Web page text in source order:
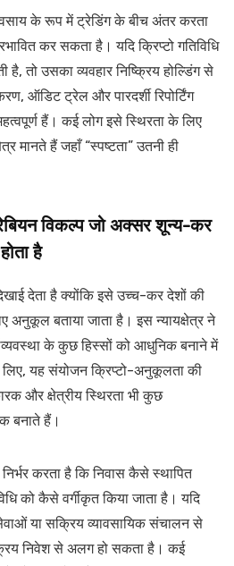
के रूप में ट्रेडिंग के बीच अंतर करता
कर सकता है। यदि क्रिप्टो गतिविधि
तो उसका व्यवहार निष्क्रिय होल्डिंग से
ऑडिट ट्रेल और पारदर्शी रिपोर्टिंग
हैं। कई लोग इसे स्थिरता के लिए
मानते हैं जहाँ “स्पष्टता” उतनी ही
विकल्प जो अक्सर शून्य-कर
है
देता है क्योंकि इसे उच्च-कर देशों की
अनुकूल बताया जाता है। इस न्यायक्षेत्र ने
के कुछ हिस्सों को आधुनिक बनाने में
यह संयोजन क्रिप्टो-अनुकूलता की
और क्षेत्रीय स्थिरता भी कुछ
बनाते हैं।
करता है कि निवास कैसे स्थापित
को कैसे वर्गीकृत किया जाता है। यदि
या सक्रिय व्यावसायिक संचालन से
निवेश से अलग हो सकता है। कई